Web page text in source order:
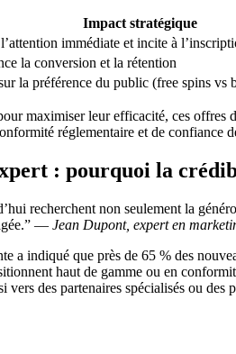
Impact stratégique
immédiate et incite à
la conversion et la rétention
la préférence du public (free spins vs
maximiser leur efficacité, ces offres
réglementaire et de confiance
: pourquoi la
recherchent non seulement la
— Jean Dupont, expert en
a indiqué que près de 65 % des
haut de gamme ou en
vers des partenaires spécialisés ou